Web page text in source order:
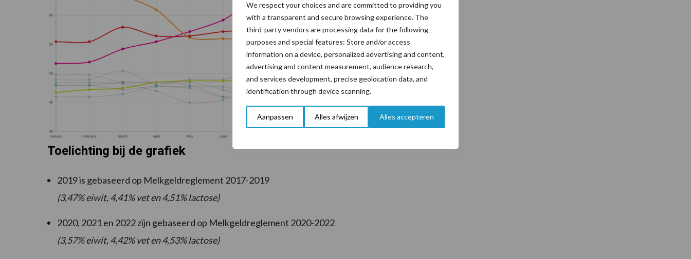
We respect your choices and are committed to providing you
with a transparent and secure browsing experience. The
third-party vendors are processing data for the following
purposes and special features: Store and/or access
information on a device, personalized advertising and content,
advertising and content measurement, audience research,
and services development, precise geolocation data, and
identification through device scanning.
Aanpassen Alles afwijzen Alles accepteren
Toelichting bij de grafiek
2019 is gebaseerd op Melkgeldreglement 2017-2019
(3,47% eiwit, 4,41% vet en 4,51% lactose)
2020, 2021 en 2022 zijn gebaseerd op Melkgeldreglement 2020-2022
(3,57% eiwit, 4,42% vet en 4,53% lactose)